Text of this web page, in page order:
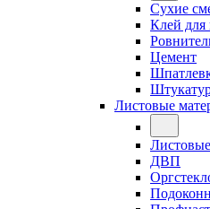
Сухие
Клей для
Цемент
Листовые
ДВП